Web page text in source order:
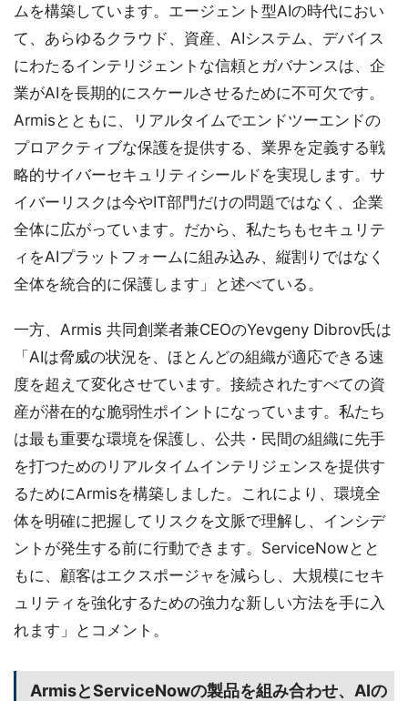
ムを構築しています。エージェント型AIの時代におい
て、あらゆるクラウド、資産、AIシステム、デバイス
にわたるインテリジェントな信頼とガバナンスは、企
業がAIを長期的にスケールさせるために不可欠です。
Armisとともに、リアルタイムでエンドツーエンドの
プロアクティブな保護を提供する、業界を定義する戦
略的サイバーセキュリティシールドを実現します。サ
イバーリスクは今やIT部門だけの問題ではなく、企業
全体に広がっています。だから、私たちもセキュリテ
ィをAIプラットフォームに組み込み、縦割りではなく
全体を統合的に保護します」と述べている。
一方、Armis 共同創業者兼CEOのYevgeny Dibrov氏は
「AIは脅威の状況を、ほとんどの組織が適応できる速
度を超えて変化させています。接続されたすべての資
産が潜在的な脆弱性ポイントになっています。私たち
は最も重要な環境を保護し、公共・民間の組織に先手
を打つためのリアルタイムインテリジェンスを提供す
るためにArmisを構築しました。これにより、環境全
体を明確に把握してリスクを文脈で理解し、インシデ
ントが発生する前に行動できます。ServiceNowとと
もに、顧客はエクスポージャを減らし、大規模にセキ
ュリティを強化するための強力な新しい方法を手に入
れます」とコメント。
ArmisとServiceNowの製品を組み合わせ、AIの